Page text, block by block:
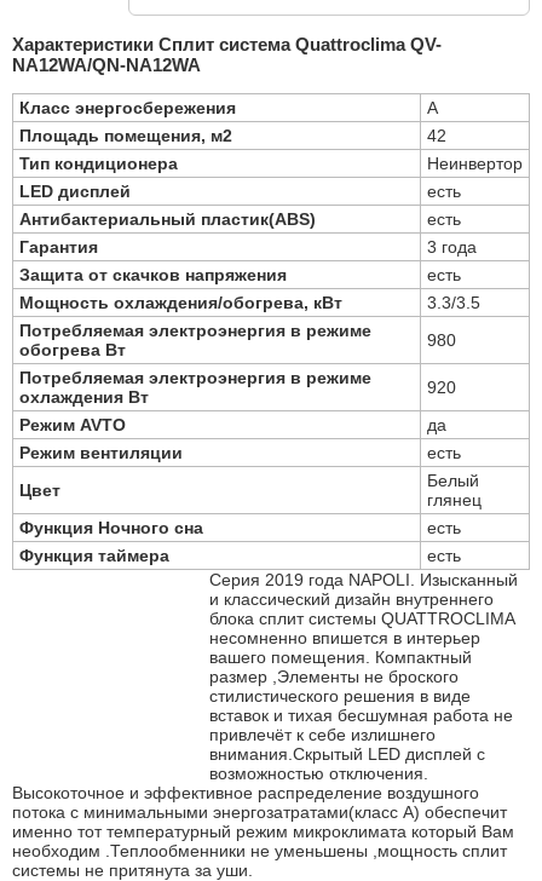
Характеристики Сплит система Quattroclima QV-
NA12WA/QN-NA12WA
Класс энергосбережения
A
Площадь помещения, м2
42
Тип кондиционера
Неинвертор
LED дисплей
есть
Антибактериальный пластик(ABS)
есть
Гарантия
3 года
Защита от скачков напряжения
есть
Мощность охлаждения/обогрева, кВт
3.3/3.5
Потребляемая электроэнергия в режиме
обогрева Вт
980
Потребляемая электроэнергия в режиме
охлаждения Вт
920
Режим AVTO
да
Режим вентиляции
есть
Цвет
Белый
глянец
Функция Ночного сна
есть
Функция таймера
есть
Серия 2019 года NAPOLI. Изысканный
и классический дизайн внутреннего
блока сплит системы QUATTROCLIMA
несомненно впишется в интерьер
вашего помещения. Компактный
размер ,Элементы не броского
стилистического решения в виде
вставок и тихая бесшумная работа не
привлечёт к себе излишнего
внимания.Скрытый LED дисплей с
возможностью отключения.
Высокоточное и эффективное распределение воздушного
потока с минимальными энергозатратами(класс А) обеспечит
именно тот температурный режим микроклимата который Вам
необходим .Теплообменники не уменьшены ,мощность сплит
системы не притянута за уши.